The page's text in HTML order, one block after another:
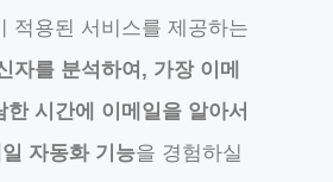
적용된 서비스를 제공하는
자를 분석하여, 가장 이메
한 시간에 이메일을 알아서
자동화 기능을 경험하실